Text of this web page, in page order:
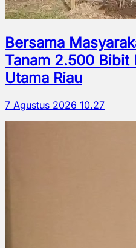
Bersama
Tanam 2.500 Bibit
Utama Riau
7 Agustus 2026 10.27